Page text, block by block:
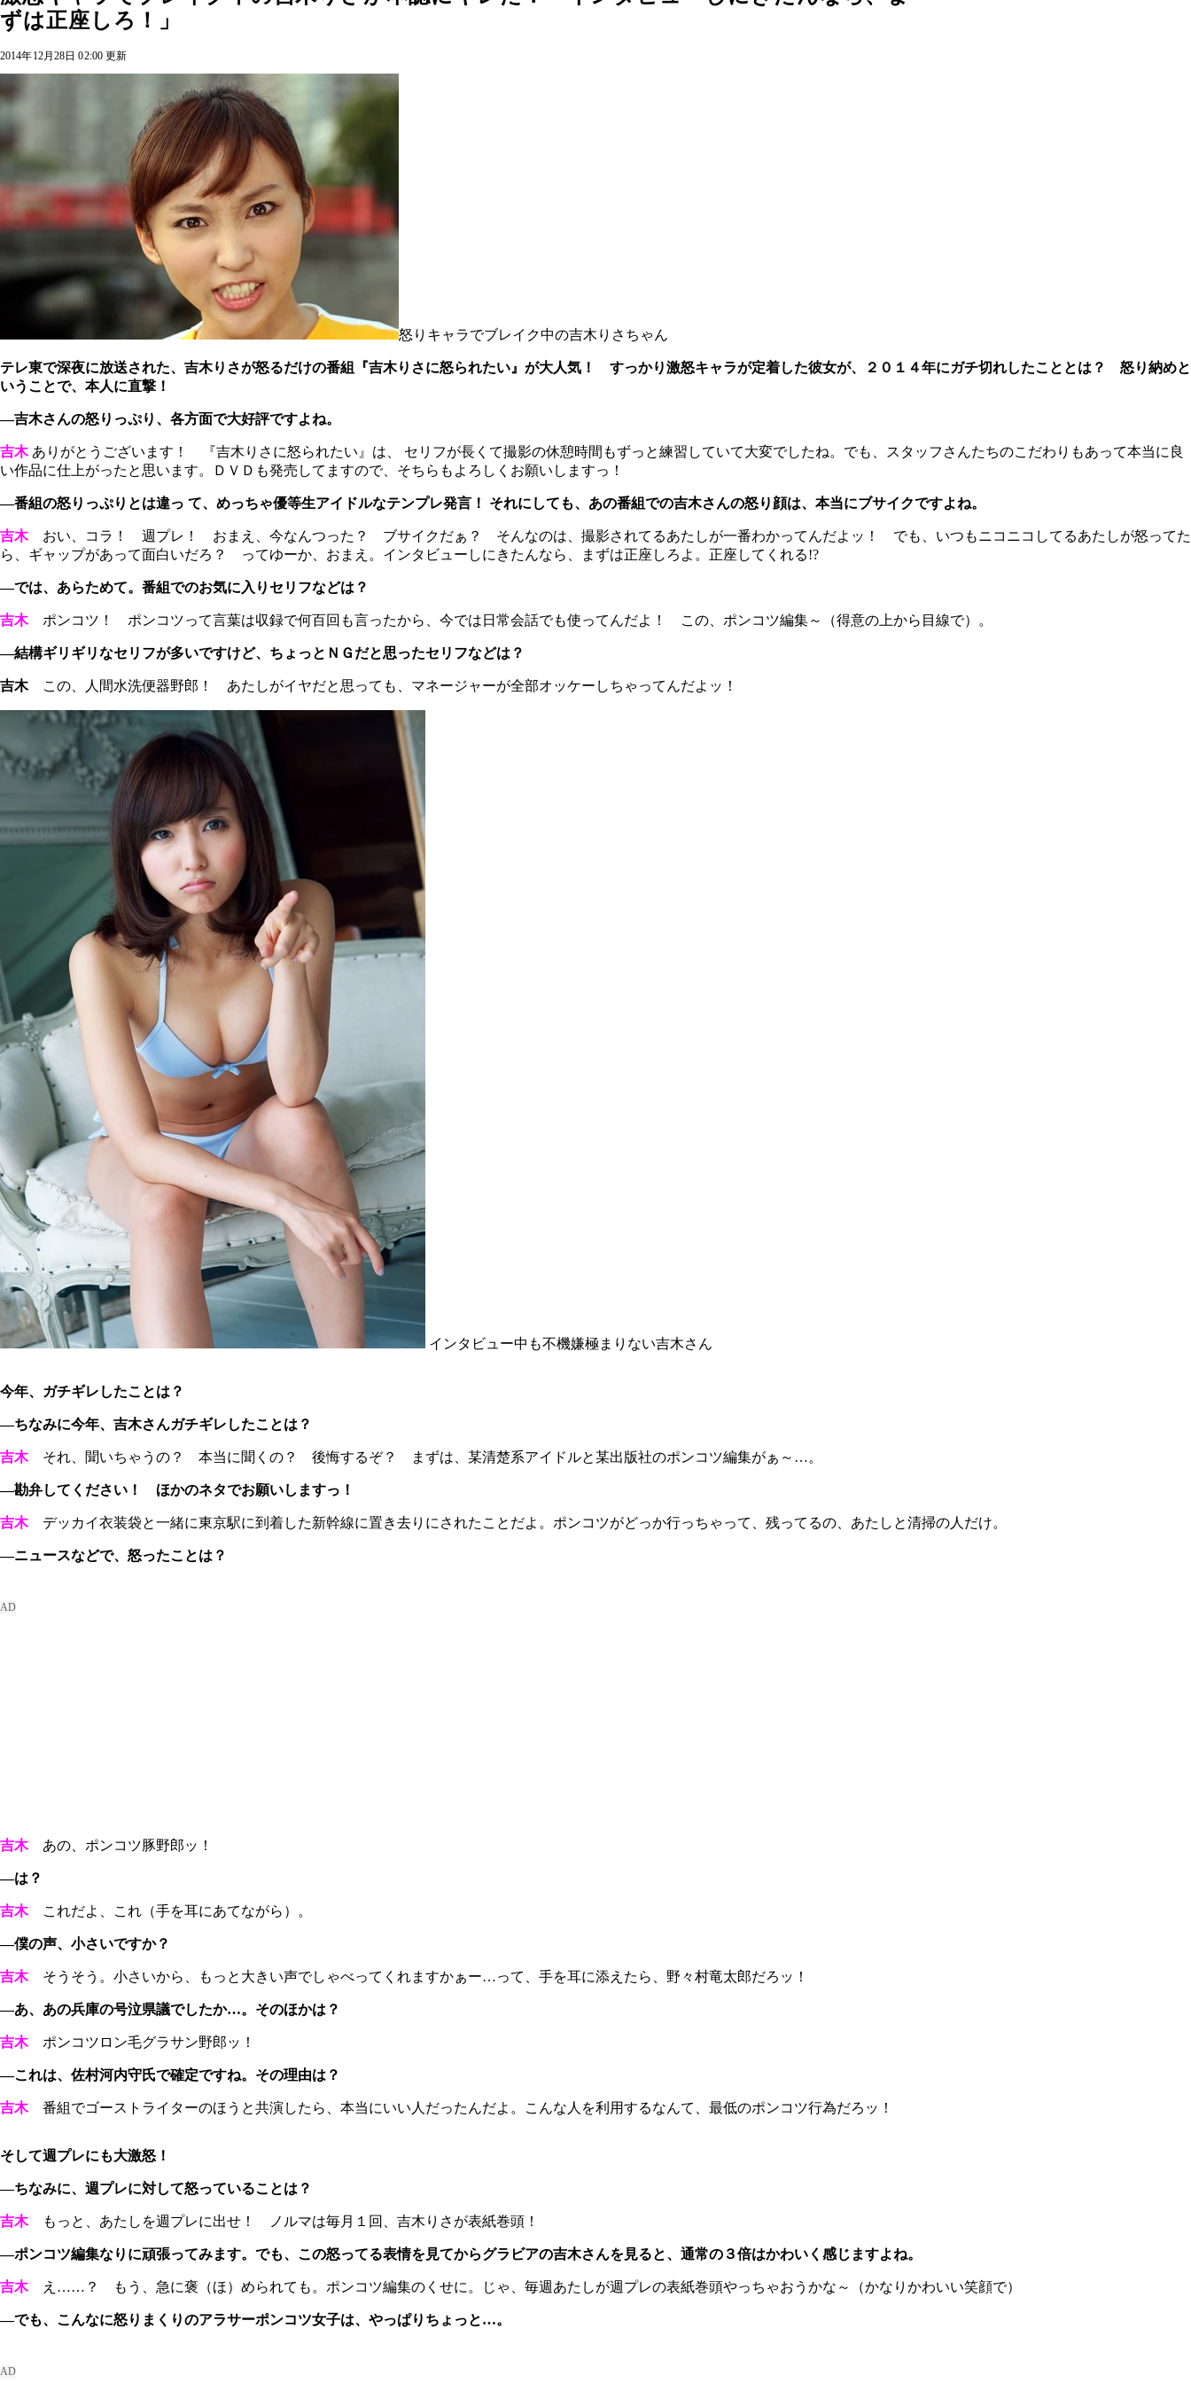
ずは正座しろ！」
2014年12月28日 02:00 更新
怒りキャラでブレイク中の吉木りさちゃん
テレ東で深夜に放送された、吉木りさが怒るだけの番組『吉木りさに怒られたい』が大人気！ すっかり激怒キャラが定着した彼女が、２０１４年にガチ切れしたこととは？ 怒り納めと
いうことで、本人に直撃！
―吉木さんの怒りっぷり、各方面で大好評ですよね。
吉木ありがとうございます！ 『吉木りさに怒られたい』は、 セリフが長くて撮影の休憩時間もずっと練習していて大変でしたね。でも、スタッフさんたちのこだわりもあって本当に良
い作品に仕上がったと思います。ＤＶＤも発売してますので、そちらもよろしくお願いしますっ！
―番組の怒りっぷりとは違っ て、めっちゃ優等生アイドルなテンプレ発言！ それにしても、あの番組での吉木さんの怒り顔は、本当にブサイクですよね。
吉木おい、コラ！ 週プレ！ おまえ、今なんつった？ ブサイクだぁ？ そんなのは、撮影されてるあたしが一番わかってんだよッ！ でも、いつもニコニコしてるあたしが怒ってた
ら、ギャップがあって面白いだろ？ ってゆーか、おまえ。インタビューしにきたんなら、まずは正座しろよ。正座してくれる!?
―では、あらためて。番組でのお気に入りセリフなどは？
吉木ポンコツ！ ポンコツって言葉は収録で何百回も言ったから、今では日常会話でも使ってんだよ！ この、ポンコツ編集～（得意の上から目線で）。
―結構ギリギリなセリフが多いですけど、ちょっとＮＧだと思ったセリフなどは？
吉木この、人間水洗便器野郎！ あたしがイヤだと思っても、マネージャーが全部オッケーしちゃってんだよッ！
インタビュー中も不機嫌極まりない吉木さん
今年、ガチギレしたことは？
―ちなみに今年、吉木さんガチギレしたことは？
吉木それ、聞いちゃうの？ 本当に聞くの？ 後悔するぞ？ まずは、某清楚系アイドルと某出版社のポンコツ編集がぁ～…。
―勘弁してください！ ほかのネタでお願いしますっ！
吉木デッカイ衣装袋と一緒に東京駅に到着した新幹線に置き去りにされたことだよ。ポンコツがどっか行っちゃって、残ってるの、あたしと清掃の人だけ。
―ニュースなどで、怒ったことは？
吉木あの、ポンコツ豚野郎ッ！
―は？
吉木これだよ、これ（手を耳にあてながら）。
―僕の声、小さいですか？
吉木そうそう。小さいから、もっと大きい声でしゃべってくれますかぁー…って、手を耳に添えたら、野々村竜太郎だろッ！
―あ、あの兵庫の号泣県議でしたか…。そのほかは？
吉木ポンコツロン毛グラサン野郎ッ！
―これは、佐村河内守氏で確定ですね。その理由は？
吉木番組でゴーストライターのほうと共演したら、本当にいい人だったんだよ。こんな人を利用するなんて、最低のポンコツ行為だろッ！
そして週プレにも大激怒！
―ちなみに、週プレに対して怒っていることは？
吉木もっと、あたしを週プレに出せ！ ノルマは毎月１回、吉木りさが表紙巻頭！
―ポンコツ編集なりに頑張ってみます。でも、この怒ってる表情を見てからグラビアの吉木さんを見ると、通常の３倍はかわいく感じますよね。
吉木え……？ もう、急に褒（ほ）められても。ポンコツ編集のくせに。じゃ、毎週あたしが週プレの表紙巻頭やっちゃおうかな～（かなりかわいい笑顔で）
―でも、こんなに怒りまくりのアラサーポンコツ女子は、やっぱりちょっと…。